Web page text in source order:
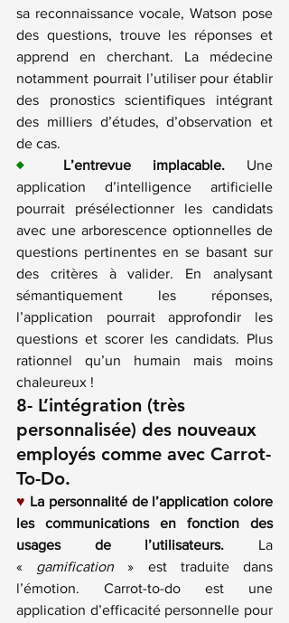
sa reconnaissance vocale, Watson pose
des questions, trouve les réponses et
apprend en cherchant. La médecine
notamment pourrait l’utiliser pour établir
des pronostics scientifiques intégrant
des milliers d’études, d’observation et
de cas.
♦
L’entrevue implacable. Une
application d’intelligence artificielle
pourrait présélectionner les candidats
avec une arborescence optionnelles de
questions pertinentes en se basant sur
des critères à valider. En analysant
sémantiquement les réponses,
l’application pourrait approfondir les
questions et scorer les candidats. Plus
rationnel qu’un humain mais moins
chaleureux !
8- L’intégration (très
personnalisée) des nouveaux
employés comme avec Carrot-
To-Do.
♥ La personnalité de l’application colore
les communications en fonction des
usages de l’utilisateurs. La
« gamification » est traduite dans
l’émotion. Carrot-to-do est une
application d’efficacité personnelle pour